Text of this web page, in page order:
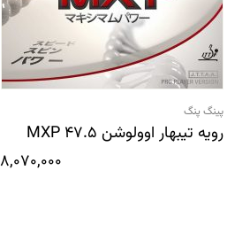
پینگ پنگ
رویه تیبهار اوولوشن 47.5 MXP
8,070,000